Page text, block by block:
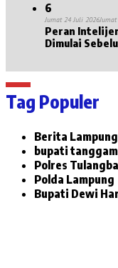
6
Jumat 24 Juli 2026
Peran
Dimulai
Tag Populer
Berita Lampung
bupati
Polres
Polda Lampung
Bupati Dewi